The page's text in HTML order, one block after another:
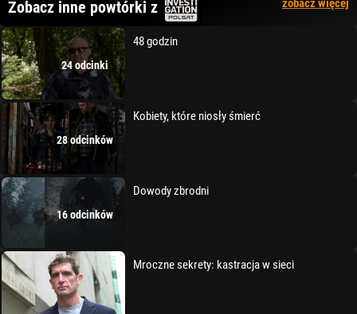
Zobacz inne powtórki z zobacz więcej
24 odcinki
48 godzin
28 odcinków
Kobiety, które niosły śmierć
16 odcinków
Dowody zbrodni
Mroczne sekrety: kastracja w sieci